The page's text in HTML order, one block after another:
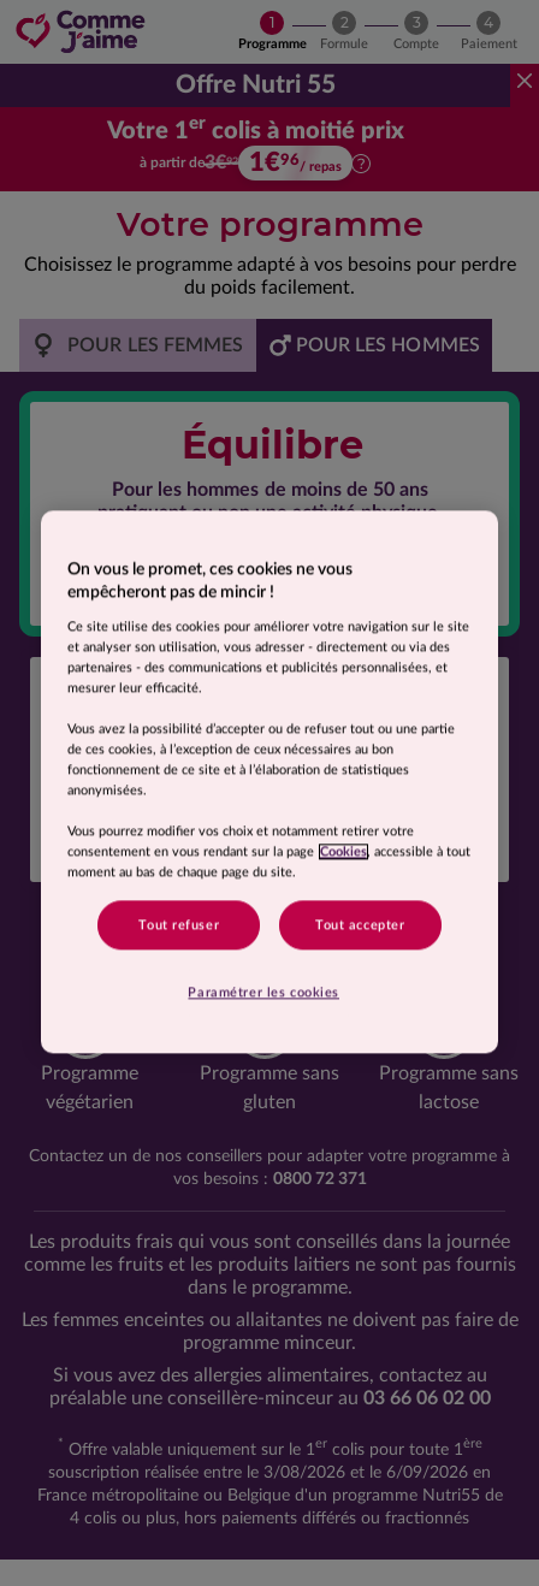
1
Programme
2
Formule
3
Compte
4
Paiement
Offre Nutri 55
Votre 1er colis à moitié prix
Votre premier colis à moitié prix.
à partir de3€92 1€96/ repas
Votre programme
Choisissez le programme adapté à vos besoins pour perdre
du poids facilement.
POUR LES FEMMES POUR LES HOMMES
Équilibre
Pour les hommes de moins de 50 ans
pratiquant ou non une activité physique.
CHOISIR
Protéines+
Pour les hommes de 50 ans et plus.
Programme aux apports renforcés en protéines.
CHOISIR
Vous suivez un régime alimentaire
spécifique ?
Programme
végétarien
Programme sans
gluten
Programme sans
lactose
Contactez un de nos conseillers pour adapter votre programme à
vos besoins : 0800 72 371
Les produits frais qui vous sont conseillés dans la journée
comme les fruits et les produits laitiers ne sont pas fournis
dans le programme.
Les femmes enceintes ou allaitantes ne doivent pas faire de
programme minceur.
Si vous avez des allergies alimentaires, contactez au
préalable une conseillère-minceur au 03 66 06 02 00
* Offre valable uniquement sur le 1 er colis pour toute 1 ère
souscription réalisée entre le 3/08/2026 et le 6/09/2026 en
France métropolitaine ou Belgique d'un programme Nutri55 de
4 colis ou plus, hors paiements différés ou fractionnés
On vous le promet, ces cookies ne vous
empêcheront pas de mincir !
Ce site utilise des cookies pour améliorer votre navigation sur le site
et analyser son utilisation, vous adresser - directement ou via des
partenaires - des communications et publicités personnalisées, et
mesurer leur efficacité.
Vous avez la possibilité d’accepter ou de refuser tout ou une partie
de ces cookies, à l’exception de ceux nécessaires au bon
fonctionnement de ce site et à l’élaboration de statistiques
anonymisées.
Vous pourrez modifier vos choix et notamment retirer votre
consentement en vous rendant sur la page Cookies, accessible à tout
moment au bas de chaque page du site.
Tout refuser Tout accepter
Paramétrer les cookies